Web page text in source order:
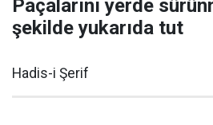
Paçalarını yerde
şekilde yukarıda tut
Hadis-i Şerif